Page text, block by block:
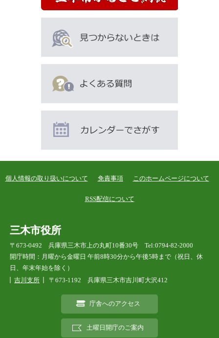
個人情報の取り扱いについて 免責事項 このホームページについて
RSS配信について
三木市役所
〒673-0492 兵庫県三木市上の丸町10番30号 Tel:0794-82-2000
開庁時間：月曜から金曜日 午前8時30分から午後5時まで（祝日、休
日、年末年始を除く）
吉川支所
〒673-1192 兵庫県三木市吉川町大沢412
庁舎へのアクセス
土曜日開庁のご案内